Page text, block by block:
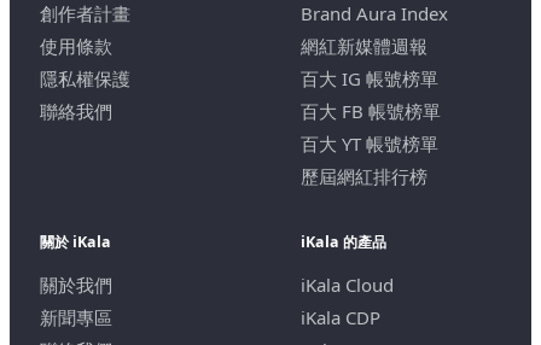
創作者計畫
使用條款
隱私權保護
聯絡我們
Brand Aura Index
網紅新媒體週報
百大 IG 帳號榜單
百大 FB 帳號榜單
百大 YT 帳號榜單
歷屆網紅排行榜
關於 iKala
關於我們
新聞專區
iKala 的產品
iKala Cloud
iKala CDP